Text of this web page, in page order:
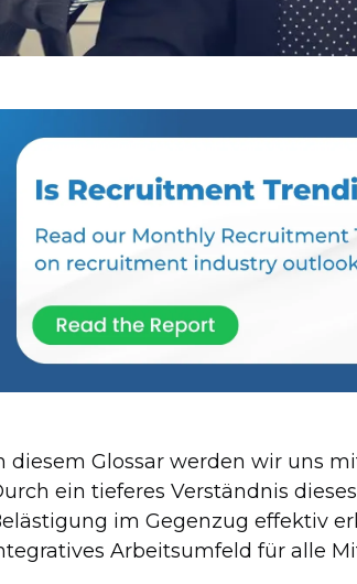
diesem Glossar werden wir uns
ein tieferes Verständnis
im Gegenzug effektiv
Arbeitsumfeld für alle